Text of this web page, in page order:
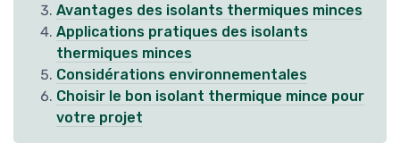
Avantages des isolants thermiques minces
Applications pratiques des isolants
thermiques minces
Considérations environnementales
Choisir le bon isolant thermique mince pour
votre projet